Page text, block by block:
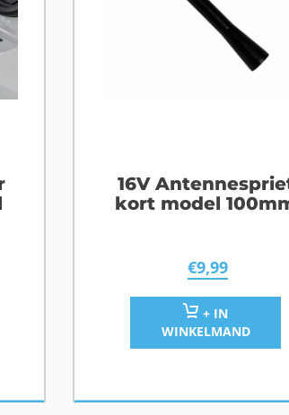
16V
kort model
€9,99
+ IN
WINKELMAND